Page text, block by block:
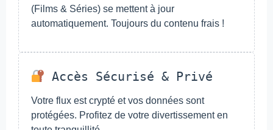
(Films & Séries) se mettent à jour
automatiquement. Toujours du contenu frais !
Accès Sécurisé & Privé
Votre flux est crypté et vos données sont
protégées. Profitez de votre divertissement en